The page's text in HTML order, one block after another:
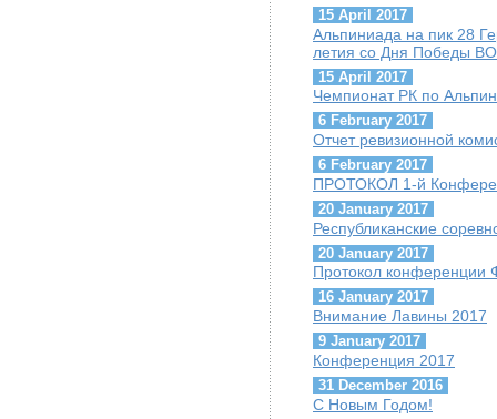
15 April 2017
Альпиниада на пик 28
летия со Дня Победы
15 April 2017
Чемпионат РК по
6 February 2017
Отчет ревизионной
6 February 2017
ПРОТОКОЛ 1-й
20 January 2017
Республиканские
20 January 2017
Протокол
16 January 2017
Внимание Лавины 2017
9 January 2017
Конференция 2017
31 December 2016
С Новым Годом!